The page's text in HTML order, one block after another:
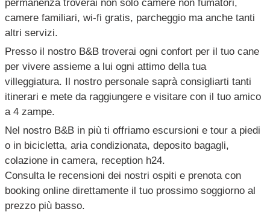
permanenza troverai non solo camere non fumatori,
camere familiari, wi-fi gratis, parcheggio ma anche tanti
altri servizi.
Presso il nostro B&B troverai ogni confort per il tuo cane
per vivere assieme a lui ogni attimo della tua
villeggiatura. Il nostro personale saprà consigliarti tanti
itinerari e mete da raggiungere e visitare con il tuo amico
a 4 zampe.
Nel nostro B&B in più ti offriamo escursioni e tour a piedi
o in bicicletta, aria condizionata, deposito bagagli,
colazione in camera, reception h24.
Consulta le recensioni dei nostri ospiti e prenota con
booking online direttamente il tuo prossimo soggiorno al
prezzo più basso.